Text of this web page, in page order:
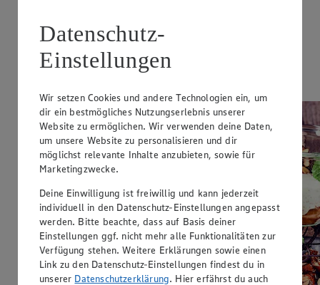
60 min.
Ernährungsweise
Datenschutz-
Einstellungen
Wir setzen Cookies und andere Technologien ein, um
dir ein bestmögliches Nutzungserlebnis unserer
Website zu ermöglichen. Wir verwenden deine Daten,
um unsere Website zu personalisieren und dir
möglichst relevante Inhalte anzubieten, sowie für
Marketingzwecke.
Deine Einwilligung ist freiwillig und kann jederzeit
individuell in den Datenschutz-Einstellungen angepasst
werden. Bitte beachte, dass auf Basis deiner
Einstellungen ggf. nicht mehr alle Funktionalitäten zur
Verfügung stehen. Weitere Erklärungen sowie einen
Link zu den Datenschutz-Einstellungen findest du in
unserer Datenschutzerklärung. Hier erfährst du auch